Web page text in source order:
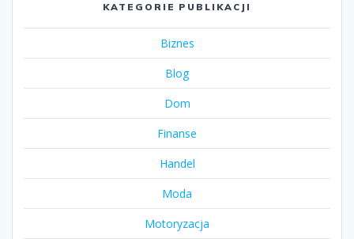
KATEGORIE PUBLIKACJI
Biznes
Blog
Dom
Finanse
Handel
Moda
Motoryzacja